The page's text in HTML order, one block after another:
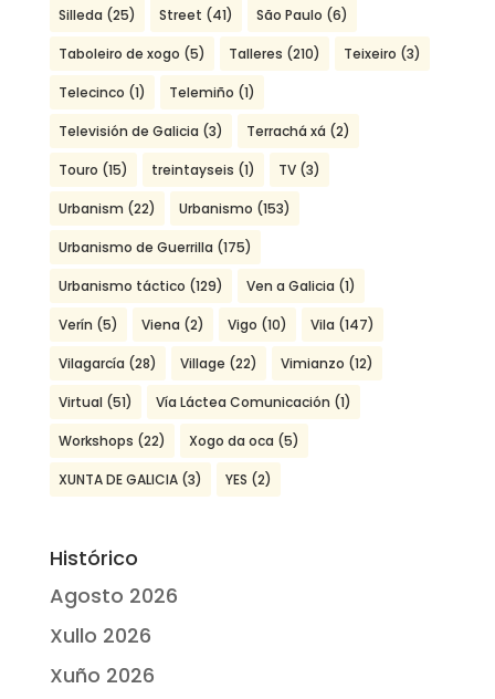
Silleda (25) Street (41) São Paulo (6)
Taboleiro de xogo (5) Talleres (210) Teixeiro (3)
Telecinco (1) Telemiño (1)
Televisión de Galicia (3) Terrachá xá (2)
Touro (15) treintayseis (1) TV(3)
Urbanism (22) Urbanismo (153)
Urbanismo de Guerrilla (175)
Urbanismo táctico (129) Ven a Galicia (1)
Verín (5) Viena (2) Vigo (10) Vila (147)
Vilagarcía (28) Village (22) Vimianzo (12)
Virtual (51) Vía Láctea Comunicación (1)
Workshops (22) Xogo da oca (5)
XUNTA DE GALICIA(3) YES (2)
Histórico
Agosto 2026
Xullo 2026
Xuño 2026